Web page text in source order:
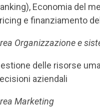
Economia del
e finanziamento
Organizzazione e
delle risorse
aziendali
Marketing